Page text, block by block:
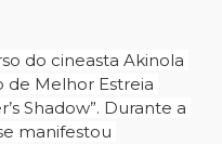
do cineasta Akinola
de Melhor Estreia
Shadow”. Durante a
manifestou